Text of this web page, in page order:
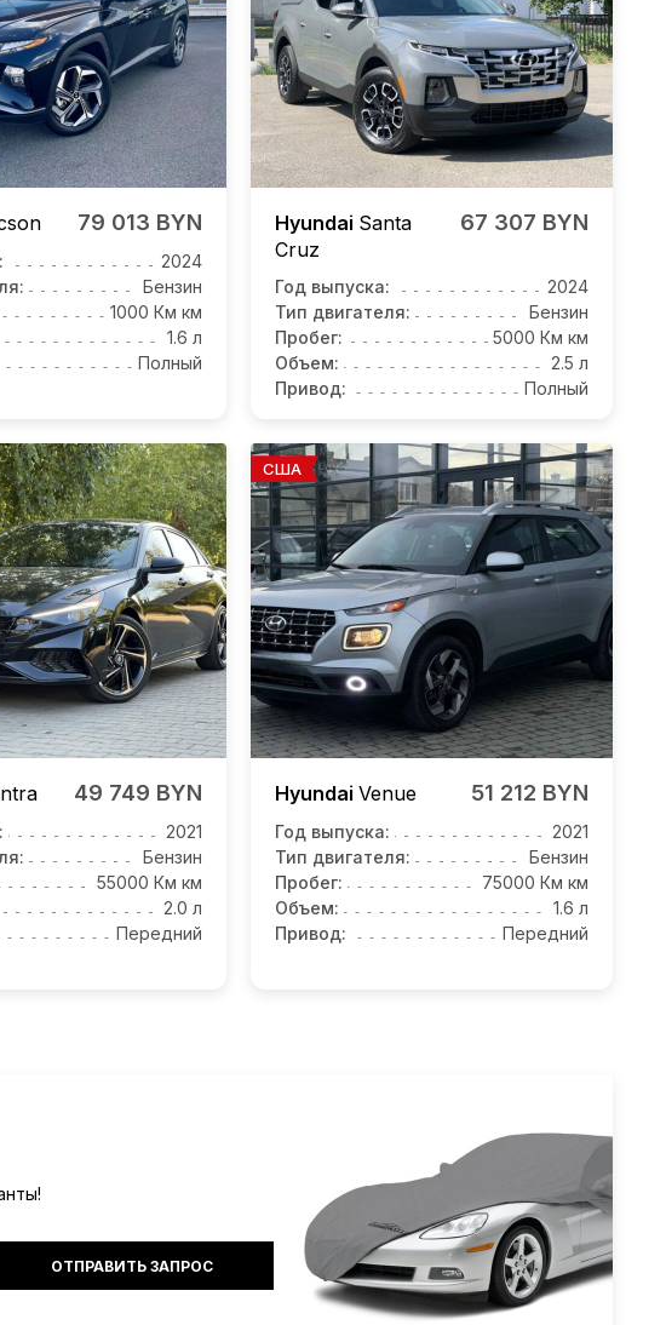
79 013 BYN
2024
Бензин
1000 Км км
1.6 л
Полный
Hyundai Santa
Cruz
67 307 BYN
Год выпуска:
2024
Тип двигателя:
Бензин
Пробег:
5000 Км км
Объем:
2.5 л
Привод:
Полный
49 749 BYN
2021
Бензин
55000 Км км
2.0 л
Передний
США
Hyundai Venue 51 212 BYN
Год выпуска:
2021
Тип двигателя:
Бензин
Пробег:
75000 Км км
Объем:
1.6 л
Привод:
Передний